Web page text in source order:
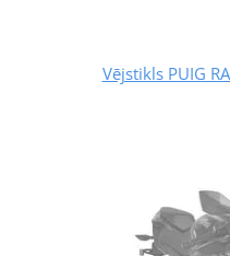
Vējstikls PUIG